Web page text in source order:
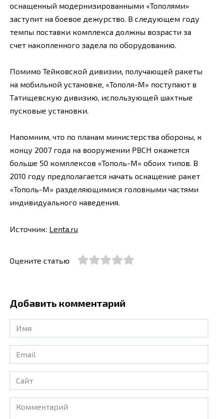
оснащенный модернизированными «Тополями»
заступит на боевое дежурство. В следующем году
темпы поставки комплекса должны возрасти за
счет накопленного задела по оборудованию.
Помимо Тейковской дивизии, получающей ракеты
на мобильной установке, «Тополя-М» поступают в
Татищевскую дивизию, использующей шахтные
пусковые установки.
Напомним, что по планам министерства обороны, к
концу 2007 года на вооружении РВСН окажется
больше 50 комплексов «Тополь-М» обоих типов. В
2010 году предполагается начать оснащение ракет
«Тополь-М» разделяющимися головными частями
индивидуального наведения.
Источник: Lenta.ru
Оцените статью
Добавить комментарий
Имя
*
Email
*
Сайт
Комментарий